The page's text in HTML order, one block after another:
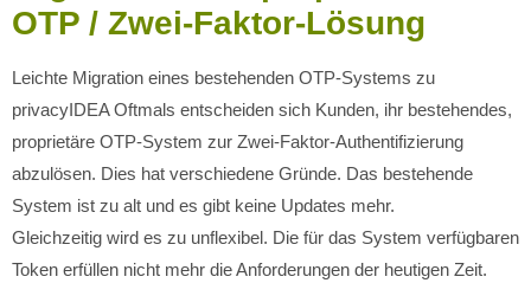
OTP / Zwei-Faktor-Lösung
Leichte Migration eines bestehenden OTP-Systems zu
privacyIDEA Oftmals entscheiden sich Kunden, ihr bestehendes,
proprietäre OTP-System zur Zwei-Faktor-Authentifizierung
abzulösen. Dies hat verschiedene Gründe. Das bestehende
System ist zu alt und es gibt keine Updates mehr.
Gleichzeitig wird es zu unflexibel. Die für das System verfügbaren
Token erfüllen nicht mehr die Anforderungen der heutigen Zeit.